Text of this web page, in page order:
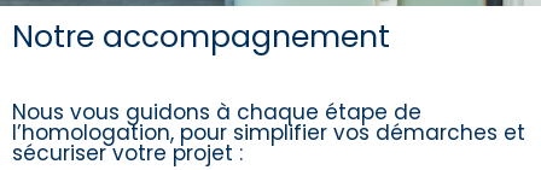
Notre accompagnement
Nous vous guidons à chaque étape de
l’homologation, pour simplifier vos démarches et
sécuriser votre projet :